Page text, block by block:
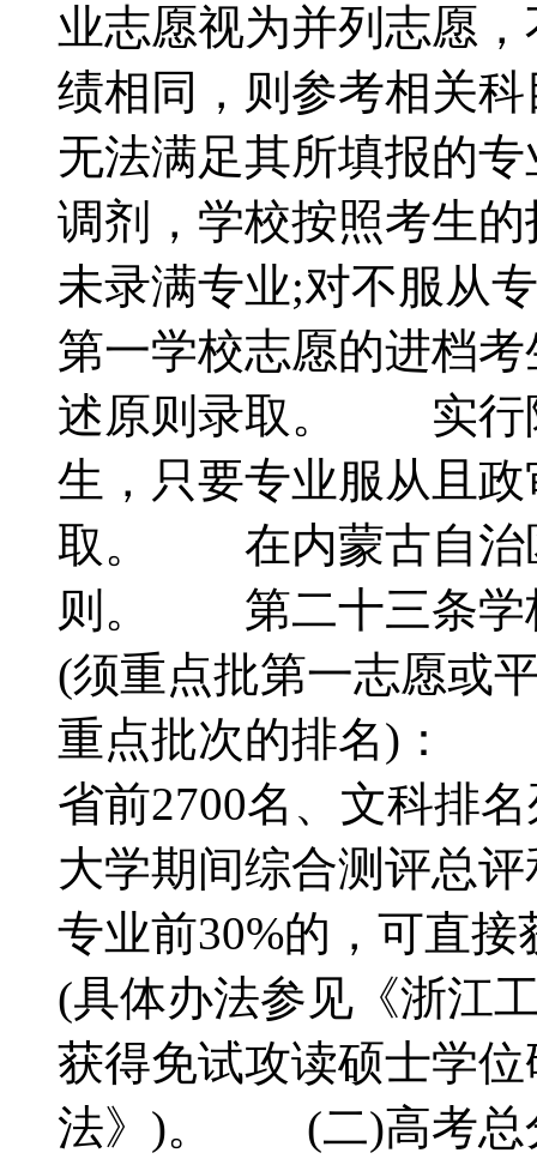
业志愿视为并列志愿
绩相同，则参考相关
无法满足其所填报的
调剂，学校按照考生
未录满专业;对不服从
第一学校志愿的进档
述原则录取。 实行
生，只要专业服从且
取。 在内蒙古自治
则。 第二十三条学
(须重点批第一志愿或
重点批次的排名)： (
省前2700名、文科排
大学期间综合测评总
专业前30%的，可直
(具体办法参见《浙江
获得免试攻读硕士学
法》)。 (二)高考总